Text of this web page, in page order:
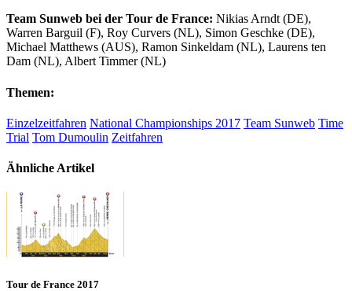
Team Sunweb bei der Tour de France: Nikias Arndt (DE),
Warren Barguil (F), Roy Curvers (NL), Simon Geschke (DE),
Michael Matthews (AUS), Ramon Sinkeldam (NL), Laurens ten
Dam (NL), Albert Timmer (NL)
Themen:
Einzelzeitfahren National Championships 2017 Team Sunweb Time
Trial Tom Dumoulin Zeitfahren
Ähnliche Artikel
Tour de France 2017